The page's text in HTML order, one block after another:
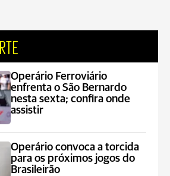
Operário Ferroviário
enfrenta o São Bernardo
nesta sexta; confira onde
assistir
Operário convoca a torcida
para os próximos jogos do
Brasileirão